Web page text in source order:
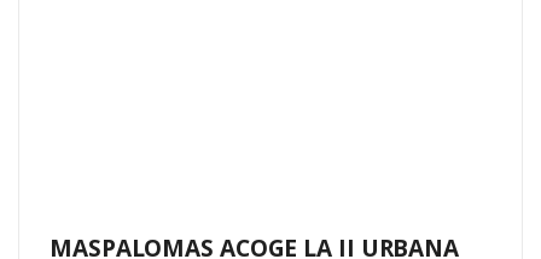
MASPALOMAS ACOGE LA II URBANA